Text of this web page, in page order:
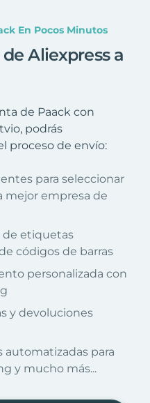
En Pocos Minutos
Aliexpress a
de Paack con
podrás
proceso de envío:
para seleccionar
mejor empresa de
etiquetas
códigos de barras
personalizada con
y devoluciones
automatizadas para
y mucho más...